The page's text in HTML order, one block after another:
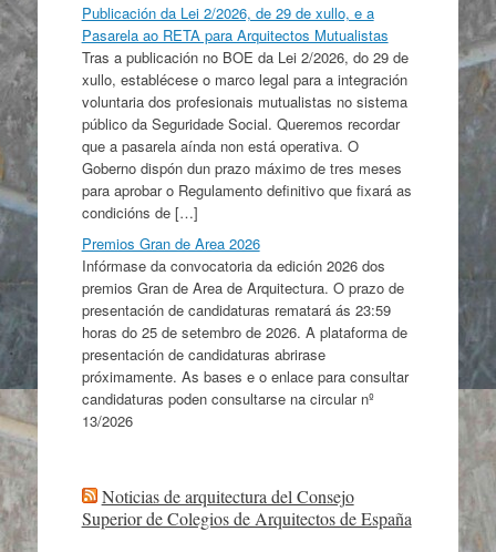
Publicación da Lei 2/2026, de 29 de xullo, e a
Pasarela ao RETA para Arquitectos Mutualistas
Tras a publicación no BOE da Lei 2/2026, do 29 de
xullo, establécese o marco legal para a integración
voluntaria dos profesionais mutualistas no sistema
público da Seguridade Social. Queremos recordar
que a pasarela aínda non está operativa. O
Goberno dispón dun prazo máximo de tres meses
para aprobar o Regulamento definitivo que fixará as
condicións de […]
Premios Gran de Area 2026
Infórmase da convocatoria da edición 2026 dos
premios Gran de Area de Arquitectura. O prazo de
presentación de candidaturas rematará ás 23:59
horas do 25 de setembro de 2026. A plataforma de
presentación de candidaturas abrirase
próximamente. As bases e o enlace para consultar
candidaturas poden consultarse na circular nº
13/2026
Noticias de arquitectura del Consejo
Superior de Colegios de Arquitectos de España